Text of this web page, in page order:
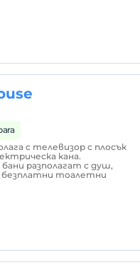
с телевизор с плосък
кана.
разполагат с душ,
безплатни тоалетни